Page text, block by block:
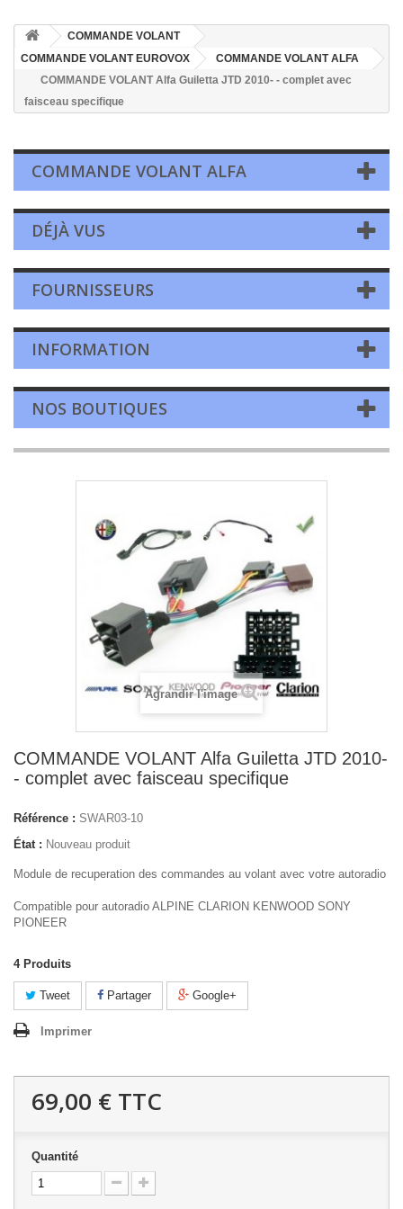
COMMANDE VOLANT
COMMANDE VOLANT EUROVOX
COMMANDE VOLANT ALFA
COMMANDE VOLANT Alfa Guiletta JTD 2010- - complet avec
faisceau specifique
COMMANDE VOLANT ALFA
DÉJÀ VUS
FOURNISSEURS
INFORMATION
NOS BOUTIQUES
Agrandir l'image
COMMANDE VOLANT Alfa Guiletta JTD 2010-
- complet avec faisceau specifique
Référence : SWAR03-10
État : Nouveau produit
Module de recuperation des commandes au volant avec votre autoradio
Compatible pour autoradio ALPINE CLARION KENWOOD SONY
PIONEER
4 Produits
Tweet Partager Google+
Imprimer
69,00 € TTC
Quantité